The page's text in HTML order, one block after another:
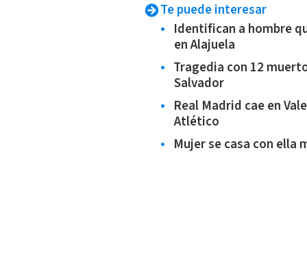
Te puede interesar
Identifican a hombre
en Alajuela
Tragedia con 12
Salvador
Real Madrid cae en
Atlético
Mujer se casa con ella